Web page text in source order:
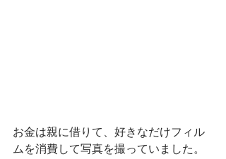
お金は親に借りて、好きなだけフィル
ムを消費して写真を撮っていました。